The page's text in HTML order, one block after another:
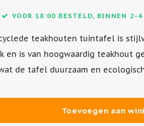
VOOR 18:00 BESTELD, BINNEN 2-
teakhouten tuintafel is
en is van hoogwaardig teakhout
de tafel duurzaam en
Toevoegen aan